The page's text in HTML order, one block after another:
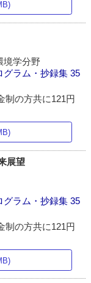
境学分野
グラム・抄録集 35
制の方共に121円
展望
グラム・抄録集 35
制の方共に121円